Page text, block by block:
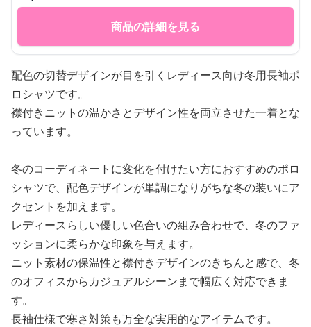
商品の詳細を見る
配色の切替デザインが目を引くレディース向け冬用長袖ポ
ロシャツです。
襟付きニットの温かさとデザイン性を両立させた一着とな
っています。
冬のコーディネートに変化を付けたい方におすすめのポロ
シャツで、配色デザインが単調になりがちな冬の装いにア
クセントを加えます。
レディースらしい優しい色合いの組み合わせで、冬のファ
ッションに柔らかな印象を与えます。
ニット素材の保温性と襟付きデザインのきちんと感で、冬
のオフィスからカジュアルシーンまで幅広く対応できま
す。
長袖仕様で寒さ対策も万全な実用的なアイテムです。